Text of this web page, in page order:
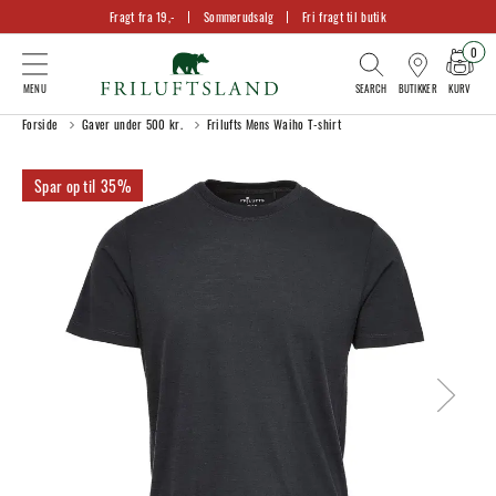
Fragt fra 19,- Sommerudsalg Fri fragt til butik
BUTIKKER KURV
0
Forside Gaver under 500 kr. Frilufts Mens Waiho T-shirt
35%